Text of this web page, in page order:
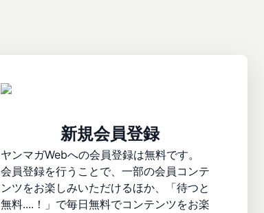
新規会員登録
ヤンマガWebへの会員登録は無料です。
会員登録を行うことで、一部の会員コンテ
ンツをお楽しみいただけるほか、「待つと
無料....！」で毎日無料でコンテンツをお楽